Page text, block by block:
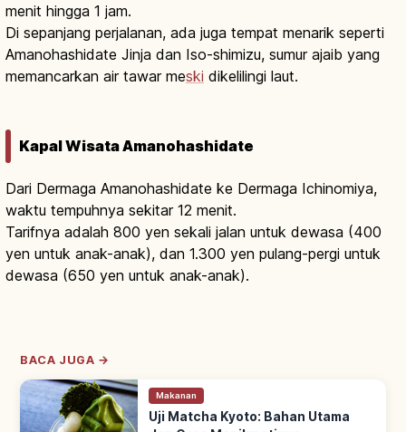
menit hingga 1 jam.
Di sepanjang perjalanan, ada juga tempat menarik seperti
Amanohashidate Jinja dan Iso-shimizu, sumur ajaib yang
memancarkan air tawar meski dikelilingi laut.
Kapal Wisata Amanohashidate
Dari Dermaga Amanohashidate ke Dermaga Ichinomiya,
waktu tempuhnya sekitar 12 menit.
Tarifnya adalah 800 yen sekali jalan untuk dewasa (400
yen untuk anak-anak), dan 1.300 yen pulang-pergi untuk
dewasa (650 yen untuk anak-anak).
BACA JUGA →
Makanan
Uji Matcha Kyoto: Bahan Utama